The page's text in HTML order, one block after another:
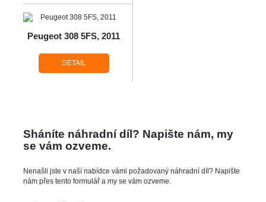
Peugeot 308 5FS, 2011
DETAIL
Sháníte náhradní díl? Napište nám, my
se vám ozveme.
Nenašli jste v naší nabídce vámi požadovaný náhradní díl? Napište
nám přes tento formulář a my se vám ozveme.